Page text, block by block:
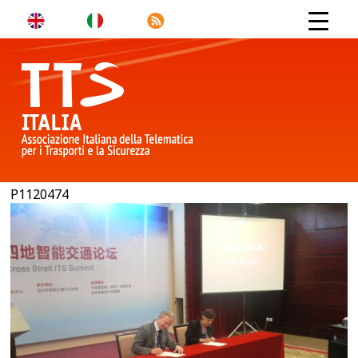
P1120474